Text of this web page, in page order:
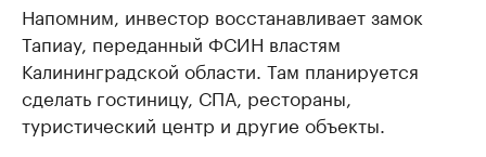
Напомним, инвестор восстанавливает замок
Тапиау, переданный ФСИН властям
Калининградской области. Там планируется
сделать гостиницу, СПА, рестораны,
туристический центр и другие объекты.